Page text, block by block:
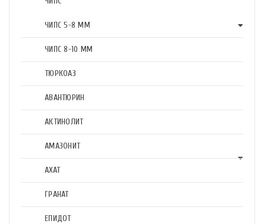
ЧИПС 5-8 ММ
ЧИПС 8-10 ММ
ТЮРКОАЗ
АВАНТЮРИН
АКТИНОЛИТ
АМАЗОНИТ
АХАТ
ГРАНАТ
ЕПИДОТ